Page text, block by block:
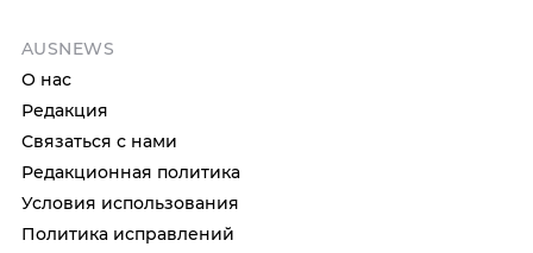
AUSNEWS
О нас
Редакция
Связаться с нами
Редакционная политика
Условия использования
Политика исправлений